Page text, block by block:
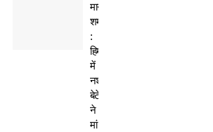
मानवता
शर्मसार
:
हिमाचल
में
नशेड़ी
बेटे
ने
मां